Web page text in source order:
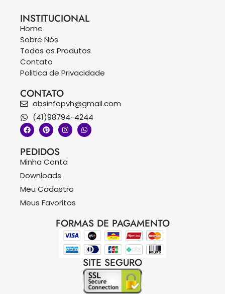
INSTITUCIONAL
Home
Sobre Nós
Todos os Produtos
Contato
Politica de Privacidade
CONTATO
absinfopvh@gmail.com
(41)98794-4244
PEDIDOS
Minha Conta
Downloads
Meu Cadastro
Meus Favoritos
FORMAS DE PAGAMENTO
SITE SEGURO